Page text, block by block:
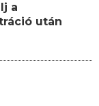
a
után